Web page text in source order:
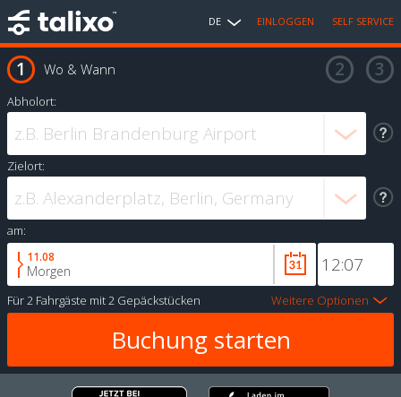
DE EINLOGGEN SELF SERVICE
Wo & Wann
Abholort:
Zielort:
am:
11.08
Morgen
Für2 Fahrgäste mit2 Gepäckstücken Weitere Optionen